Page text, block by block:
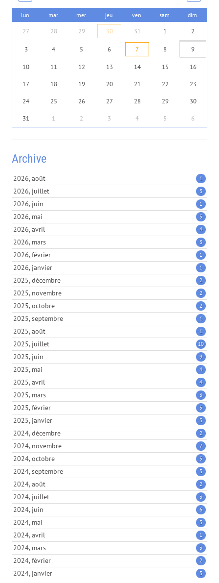
lun. mar. mer. jeu. ven. sam. dim.
27 28 29 30 31 1 2
3 4 5 6 7 8 9
10 11 12 13 14 15 16
17 18 19 20 21 22 23
24 25 26 27 28 29 30
31 1 2 3 4 5 6
Archive
2026, août 1
2026, juillet 3
2026, juin 1
2026, mai 5
2026, avril 4
2026, mars 3
2026, février 1
2026, janvier 1
2025, décembre 2
2025, novembre 2
2025, octobre 2
2025, septembre 1
2025, août 1
2025, juillet 10
2025, juin 9
2025, mai 4
2025, avril 4
2025, mars 3
2025, février 5
2025, janvier 5
2024, décembre 2
2024, novembre 7
2024, octobre 5
2024, septembre 3
2024, août 2
2024, juillet 3
2024, juin 6
2024, mai 5
2024, avril 1
2024, mars 3
2024, février 2
2024, janvier 3